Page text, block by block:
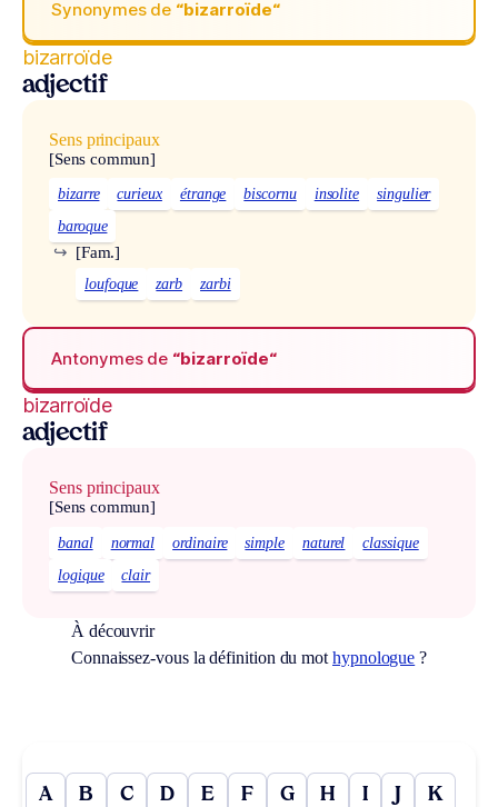
Synonymes de “bizarroïde“
bizarroïde
adjectif
Sens principaux
[Sens commun]
bizarre curieux étrange biscornu insolite
singulier
baroque
[Fam.]
↪
loufoque zarb zarbi
Antonymes de “bizarroïde“
bizarroïde
adjectif
Sens principaux
[Sens commun]
banal normal ordinaire simple naturel
classique
logique
clair
À découvrir
Connaissez-vous la définition du mot hypnologue ?
A B C D E F G H I J K